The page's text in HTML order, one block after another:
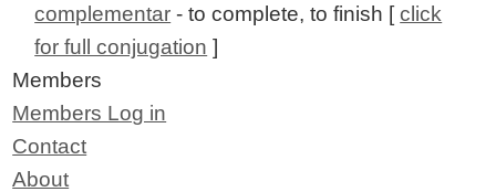
complementar - to complete, to finish [click
for full conjugation ]
Members
Members Log in
Contact
About